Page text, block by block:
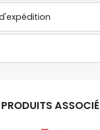
PRODUITS